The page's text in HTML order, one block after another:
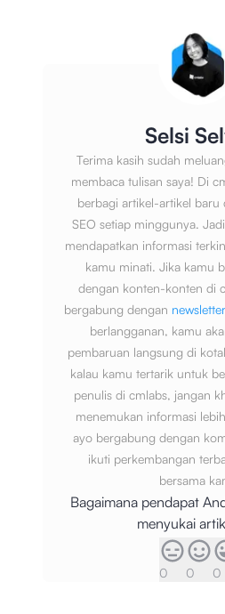
Selsi
Terima kasih sudah
membaca tulisan saya! Di
berbagi artikel-artikel baru
SEO setiap minggunya.
mendapatkan informasi
kamu minati. Jika kamu
dengan konten-konten di
bergabung dengan
berlangganan, kamu
pembaruan langsung di
kalau kamu tertarik untuk
penulis di cmlabs, jangan
menemukan informasi
ayo bergabung dengan
ikuti perkembangan
bersama
Bagaimana pendapat
menyukai
0 0 0